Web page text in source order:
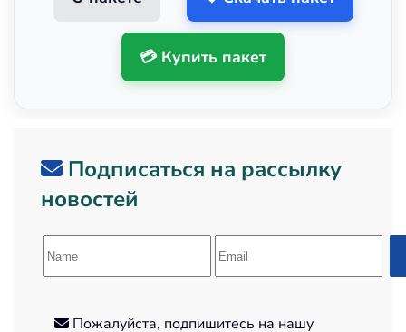
💳 Купить пакет
Подписаться на рассылку
новостей
Пожалуйста, подпишитесь на нашу